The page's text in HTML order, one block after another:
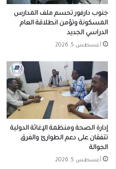
جنوب دارفور تحسم ملف المدارس
المسكونة وتؤمن انطلاقة العام
الدراسي الجديد
أغسطس 5, 2026
إدارة الصحة ومنظمة الإغاثة الدولية
تتفقان على دعم الطوارئ والفرق
الجوالة
أغسطس 5, 2026